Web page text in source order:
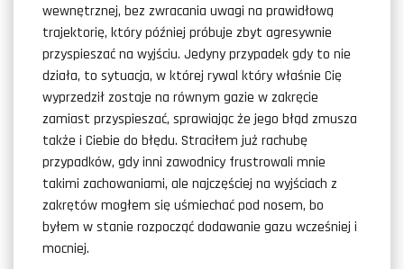
wewnętrznej, bez zwracania uwagi na prawidłową
trajektorię, który później próbuje zbyt agresywnie
przyspieszać na wyjściu. Jedyny przypadek gdy to nie
działa, to sytuacja, w której rywal który właśnie Cię
wyprzedził zostaje na równym gazie w zakręcie
zamiast przyspieszać, sprawiając że jego błąd zmusza
także i Ciebie do błędu. Straciłem już rachubę
przypadków, gdy inni zawodnicy frustrowali mnie
takimi zachowaniami, ale najczęściej na wyjściach z
zakrętów mogłem się uśmiechać pod nosem, bo
byłem w stanie rozpocząć dodawanie gazu wcześniej i
mocniej.